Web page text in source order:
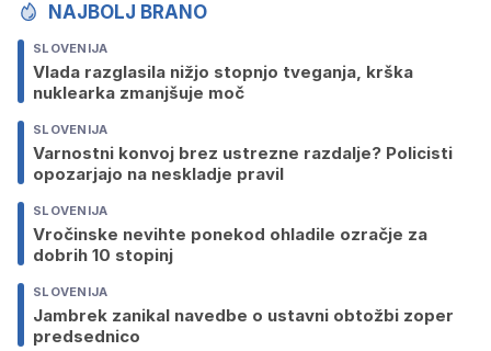
NAJBOLJ BRANO
SLOVENIJA
Vlada razglasila nižjo stopnjo tveganja, krška
nuklearka zmanjšuje moč
SLOVENIJA
Varnostni konvoj brez ustrezne razdalje? Policisti
opozarjajo na neskladje pravil
SLOVENIJA
Vročinske nevihte ponekod ohladile ozračje za
dobrih 10 stopinj
SLOVENIJA
Jambrek zanikal navedbe o ustavni obtožbi zoper
predsednico